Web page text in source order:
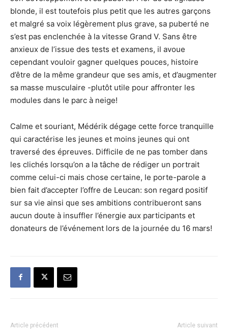
blonde, il est toutefois plus petit que les autres garçons
et malgré sa voix légèrement plus grave, sa puberté ne
s’est pas enclenchée à la vitesse Grand V. Sans être
anxieux de l’issue des tests et examens, il avoue
cependant vouloir gagner quelques pouces, histoire
d’être de la même grandeur que ses amis, et d’augmenter
sa masse musculaire -plutôt utile pour affronter les
modules dans le parc à neige!
Calme et souriant, Médérik dégage cette force tranquille
qui caractérise les jeunes et moins jeunes qui ont
traversé des épreuves. Difficile de ne pas tomber dans
les clichés lorsqu’on a la tâche de rédiger un portrait
comme celui-ci mais chose certaine, le porte-parole a
bien fait d’accepter l’offre de Leucan: son regard positif
sur sa vie ainsi que ses ambitions contribueront sans
aucun doute à insuffler l’énergie aux participants et
donateurs de l’événement lors de la journée du 16 mars!
Article précédent Article suivant